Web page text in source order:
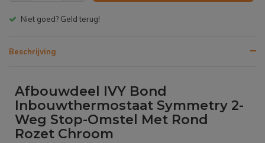
Gratis bezorgen v.a. € 150,- (NL)
Beschrijving
Afbouwdeel IVY Bond
Inbouwthermostaat Symmetry 2-
Weg Stop-Omstel Met Rond
Rozet Chroom